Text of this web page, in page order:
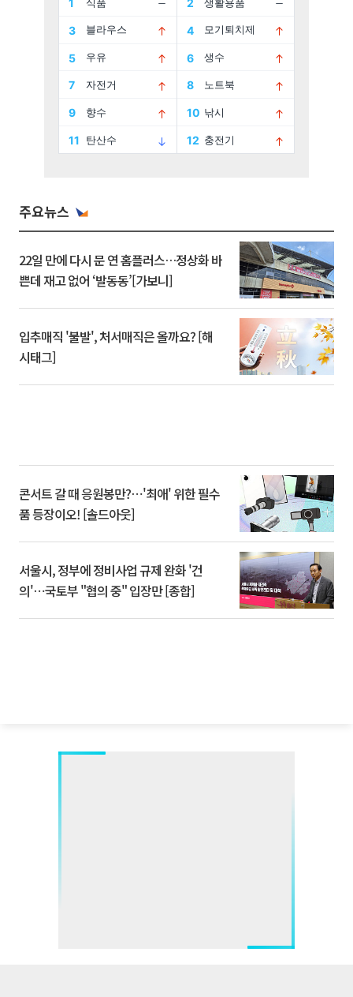
주요뉴스
22일 만에 다시 문 연 홈플러스…정상화 바
쁜데 재고 없어 ‘발동동’[가보니]
입추매직 '불발', 처서매직은 올까요? [해
시태그]
콘서트 갈 때 응원봉만?⋯'최애' 위한 필수
품 등장이오! [솔드아웃]
서울시, 정부에 정비사업 규제 완화 '건
의'⋯국토부 "협의 중" 입장만 [종합]